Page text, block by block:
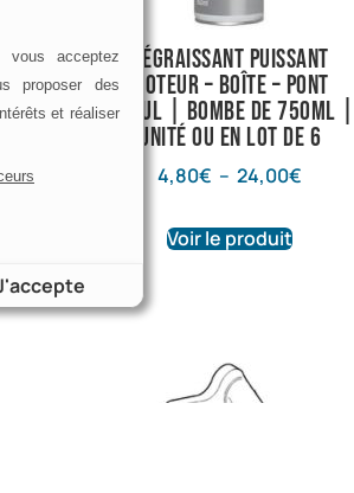
Dégraissant puissant
Moteur – Boîte – Pont
Motul | Bombe de 750ml |
Unité ou en lot de 6
4,80€ – 24,00€
Voir le produit
vous acceptez
proposer des
et réaliser